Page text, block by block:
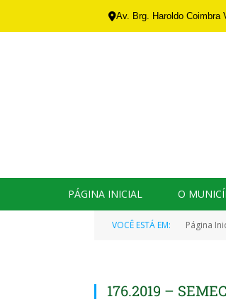
Av. Brg. Haroldo Coimbra
PÁGINA INICIAL O
VOCÊ ESTÁ EM: Página
176.2019 –